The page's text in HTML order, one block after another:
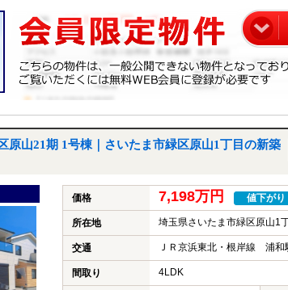
原山21期 1号棟｜さいたま市緑区原山1丁目の新築
価格 7,198万円 値下がり
所在地 埼玉県さいたま市緑区原山1
交通 ＪＲ京浜東北・根岸線 浦
間取り 4LDK